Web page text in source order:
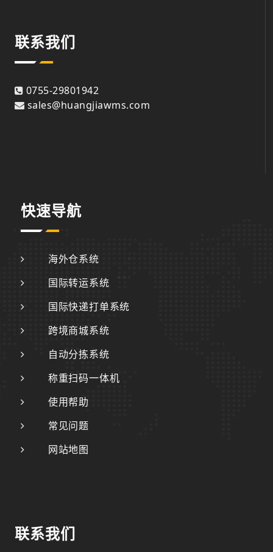
联系我们
0755-29801942
sales@huangjiawms.com
快速导航
海外仓系统
国际转运系统
国际快递打单系统
跨境商城系统
自动分拣系统
称重扫码一体机
使用帮助
常见问题
网站地图
联系我们